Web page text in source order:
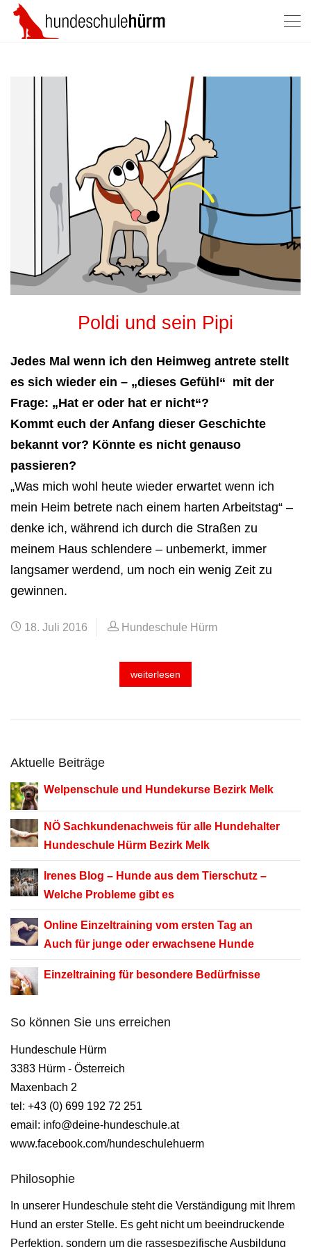
Poldi und sein Pipi
Jedes Mal wenn ich den Heimweg antrete stellt
es sich wieder ein – „dieses Gefühl“ mit der
Frage: „Hat er oder hat er nicht“?
Kommt euch der Anfang dieser Geschichte
bekannt vor? Könnte es nicht genauso
passieren?
„Was mich wohl heute wieder erwartet wenn ich
mein Heim betrete nach einem harten Arbeitstag“ –
denke ich, während ich durch die Straßen zu
meinem Haus schlendere – unbemerkt, immer
langsamer werdend, um noch ein wenig Zeit zu
gewinnen.
18. Juli 2016 Hundeschule Hürm
weiterlesen
Aktuelle Beiträge
Welpenschule und Hundekurse Bezirk Melk
NÖ Sachkundenachweis für alle Hundehalter
Hundeschule Hürm Bezirk Melk
Irenes Blog – Hunde aus dem Tierschutz –
Welche Probleme gibt es
Online Einzeltraining vom ersten Tag an
Auch für junge oder erwachsene Hunde
Einzeltraining für besondere Bedürfnisse
So können Sie uns erreichen
Hundeschule Hürm
3383 Hürm - Österreich
Maxenbach 2
tel: +43 (0) 699 192 72 251
email: info@deine-hundeschule.at
www.facebook.com/hundeschulehuerm
Philosophie
In unserer Hundeschule steht die Verständigung mit Ihrem
Hund an erster Stelle. Es geht nicht um beeindruckende
Perfektion, sondern um die rassespezifische Ausbildung